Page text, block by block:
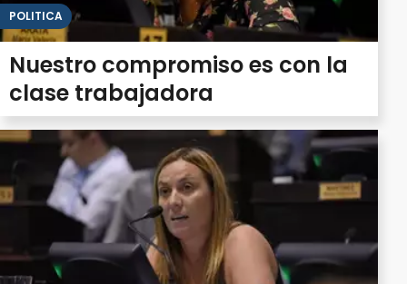
POLITICA
Nuestro compromiso es con la
clase trabajadora